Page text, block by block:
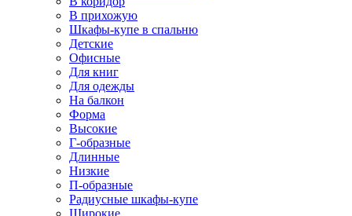
В прихожую
Шкафы-купе в спальню
Детские
Офисные
Для книг
Для одежды
На балкон
Форма
Высокие
Г-образные
Длинные
Низкие
П-образные
Радиусные шкафы-купе
Широкие